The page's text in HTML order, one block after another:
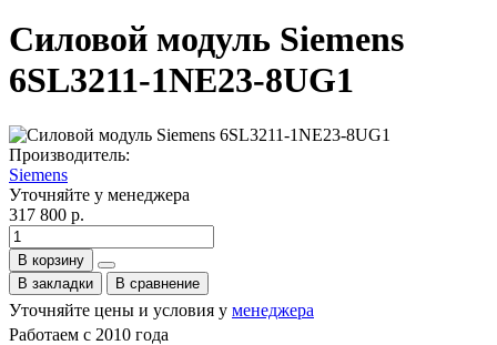
Силовой модуль Siemens
6SL3211-1NE23-8UG1
Производитель:
Siemens
Уточняйте у менеджера
317 800 р.
В корзину
В закладки
В сравнение
Уточняйте цены и условия у менеджера
Работаем с 2010 года